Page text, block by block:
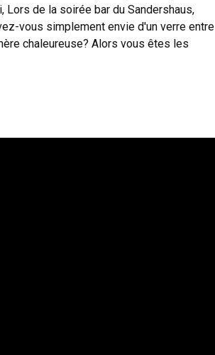
de la soirée bar du Sandershaus,
vous simplement envie d'un verre entre
chaleureuse? Alors vous êtes les